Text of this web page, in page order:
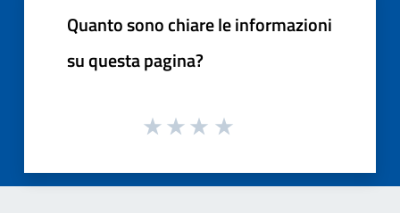
Quanto sono chiare le informazioni
su questa pagina?